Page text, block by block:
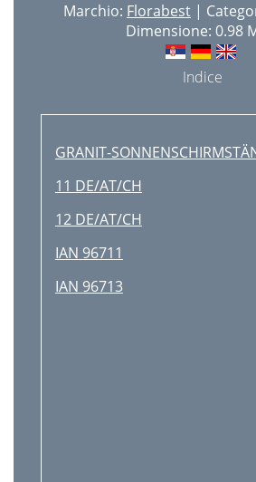
Marchio: Florabest |
Dimensione: 0.98
Indice
GRANIT-
11 DE/AT/CH
12 DE/AT/CH
IAN 96711
IAN 96713